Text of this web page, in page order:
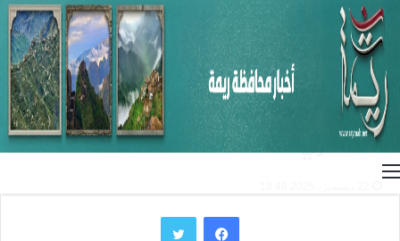
القائمة
الرئيسية المقالات
المقالات
الانتقام من المشروع القرآني
الحضاري
فيسبوك تويتر